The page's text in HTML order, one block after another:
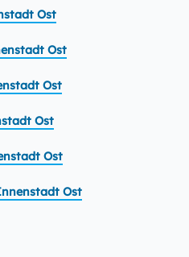
Ost
Ost
Ost
Ost
Ost
Ost